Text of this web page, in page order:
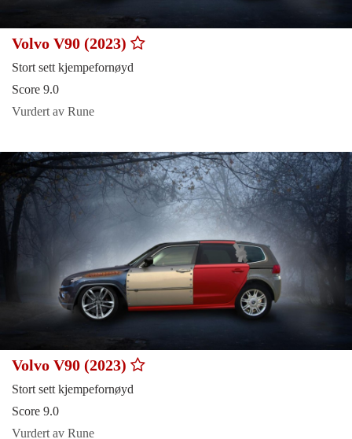
Volvo V90 (2023)
Stort sett kjempefornøyd
Score 9.0
Vurdert av Rune
Volvo V90 (2023)
Stort sett kjempefornøyd
Score 9.0
Vurdert av Rune